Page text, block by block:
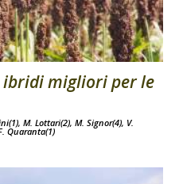
ibridi migliori per le
M. Lottari(2), M. Signor(4), V.
Quaranta(1)